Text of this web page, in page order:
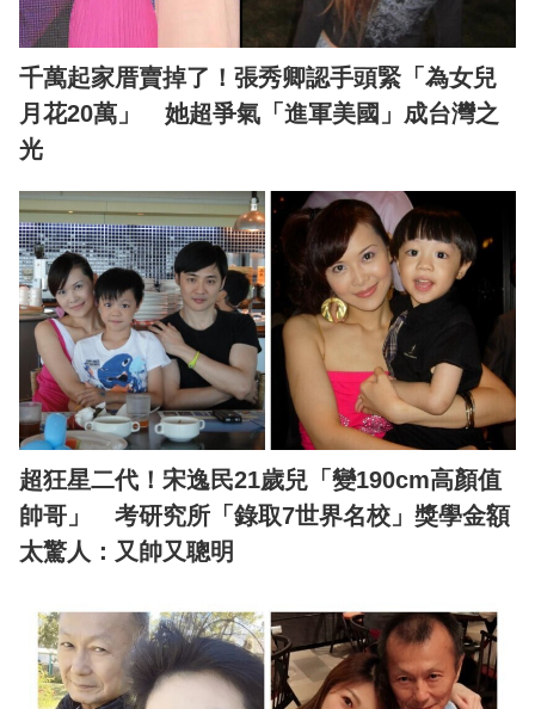
千萬起家厝賣掉了！張秀卿認手頭緊「為女兒
月花20萬」 她超爭氣「進軍美國」成台灣之
光
超狂星二代！宋逸民21歲兒「變190cm高顏值
帥哥」 考研究所「錄取7世界名校」獎學金額
太驚人：又帥又聰明